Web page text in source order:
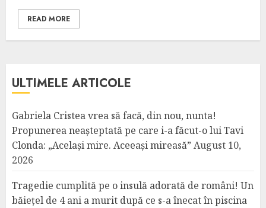
READ MORE
ULTIMELE ARTICOLE
Gabriela Cristea vrea să facă, din nou, nunta!
Propunerea neașteptată pe care i-a făcut-o lui Tavi
Clonda: „Același mire. Aceeași mireasă” August 10,
2026
Tragedie cumplită pe o insulă adorată de români! Un
băiețel de 4 ani a murit după ce s-a înecat în piscina